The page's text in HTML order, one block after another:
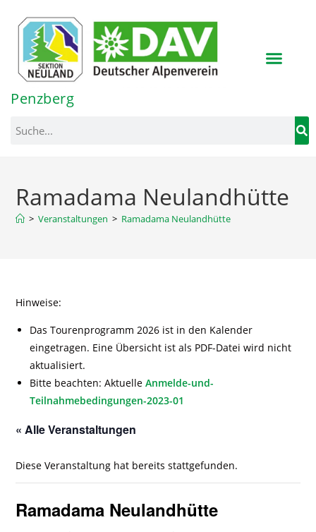
springen
Penzberg
Ramadama Neulandhütte
> Veranstaltungen > Ramadama Neulandhütte
Hinweise:
Das Tourenprogramm 2026 ist in den Kalender
eingetragen. Eine Übersicht ist als PDF-Datei wird nicht
aktualisiert.
Bitte beachten: Aktuelle Anmelde-und-
Teilnahmebedingungen-2023-01
« Alle Veranstaltungen
Diese Veranstaltung hat bereits stattgefunden.
Ramadama Neulandhütte